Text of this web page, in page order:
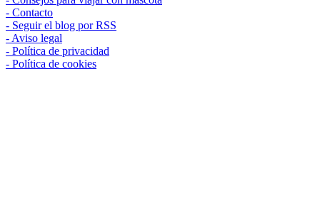
Contacto
Seguir el blog por RSS
Aviso legal
Política de privacidad
Política de cookies